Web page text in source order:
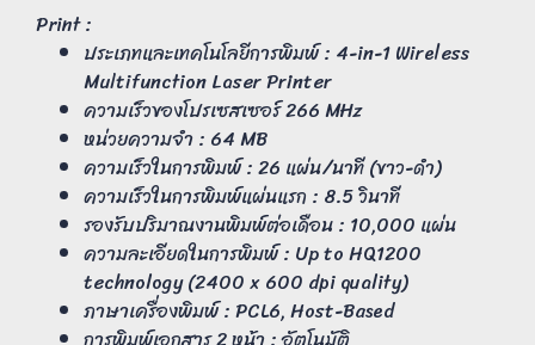
Print :
ประเภทและเทคโนโลยีการพิมพ์ : 4-in-1 Wireless
Multifunction Laser Printer
ความเร็วของโปรเซสเซอร์ 266 MHz
หน่วยความจำ : 64 MB
ความเร็วในการพิมพ์ : 26 แผ่น/นาที (ขาว-ดำ)
ความเร็วในการพิมพ์แผ่นแรก : 8.5 วินาที
รองรับปริมาณงานพิมพ์ต่อเดือน : 10,000 แผ่น
ความละเอียดในการพิมพ์ : Up to HQ1200
technology (2400 x 600 dpi quality)
ภาษาเครื่องพิมพ์ : PCL6, Host-Based